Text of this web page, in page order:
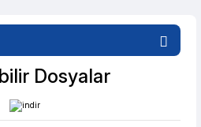
Dosyalar